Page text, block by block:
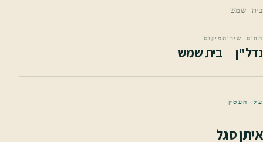
בית שמש
תחום שירות
נדל"ן
מיקום
בית שמש
על העסק
איתן סגל